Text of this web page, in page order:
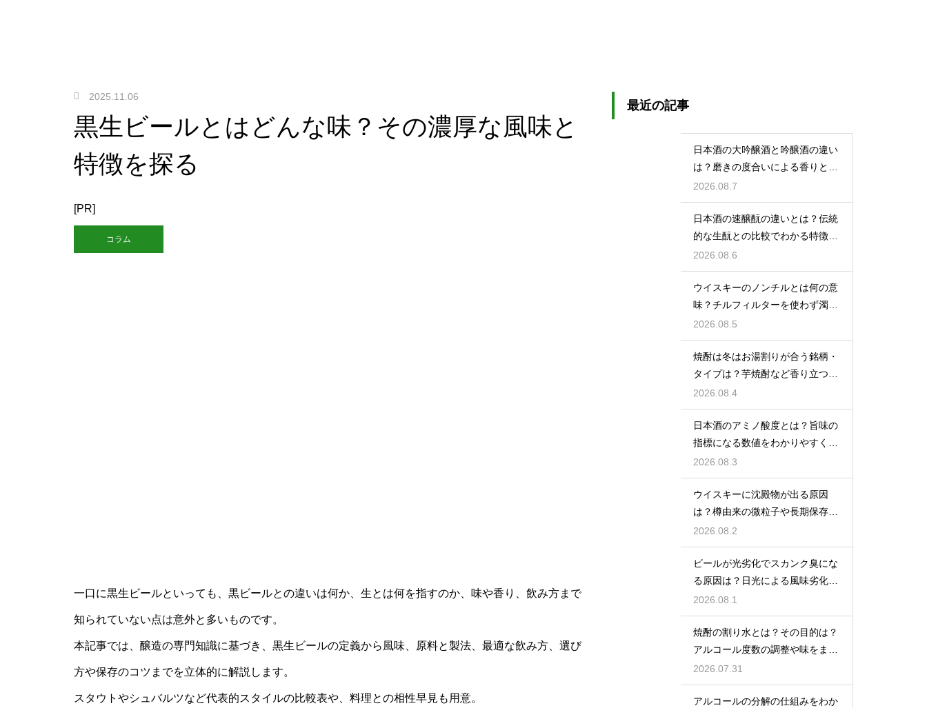
2025.11.06
黒生ビールとはどんな味？その濃厚な風味と
特徴を探る
[PR]
コラム
一口に黒生ビールといっても、黒ビールとの違いは何か、生とは何を指すのか、味や香り、飲み方まで
知られていない点は意外と多いものです。
本記事では、醸造の専門知識に基づき、黒生ビールの定義から風味、原料と製法、最適な飲み方、選び
方や保存のコツまでを立体的に解説します。
スタウトやシュバルツなど代表的スタイルの比較表や、料理との相性早見も用意。
最近の記事
日本酒の大吟醸酒と吟醸酒の違い
は？磨きの度合いによる香りと味
の差を解説
2026.08.7
日本酒の速醸酛の違いとは？伝統
的な生酛との比較でわかる特徴を
解説
2026.08.6
ウイスキーのノンチルとは何の意
味？チルフィルターを使わず濁り
をあえて残す製法
2026.08.5
焼酎は冬はお湯割りが合う銘柄・
タイプは？芋焼酎など香り立つ本
格焼酎で体が温まる
2026.08.4
日本酒のアミノ酸度とは？旨味の
指標になる数値をわかりやすく解
説
2026.08.3
ウイスキーに沈殿物が出る原因
は？樽由来の微粒子や長期保存で
成分が析出するため
2026.08.2
ビールが光劣化でスカンク臭にな
る原因は？日光による風味劣化を
解説
2026.08.1
焼酎の割り水とは？その目的は？
アルコール度数の調整や味をまろ
やかにする効果を解説
2026.07.31
アルコールの分解の仕組みをわか